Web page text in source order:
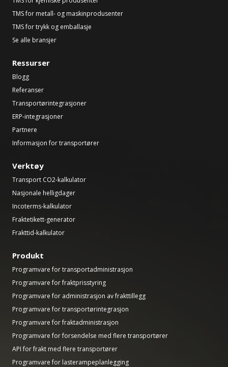
TMS for metall- og maskinprodusenter
TMS for trykk og emballasje
Se alle bransjer
Ressurser
Blogg
Referanser
Transportørintegrasjoner
ERP-integrasjoner
Partnere
Informasjon for transportører
Verktøy
Transport CO2-kalkulator
Nasjonale helligdager
Incoterms-kalkulator
Fraktetikett-generator
Frakttid-kalkulator
Produkt
Programvare for transportadministrasjon
Programvare for fraktprisstyring
Programvare for administrasjon av frakttillegg
Programvare for transportørintegrasjon
Programvare for fraktadministrasjon
Programvare for forsendelse med flere transportører
API for frakt med flere transportører
Programvare for lasterampeplanlegging